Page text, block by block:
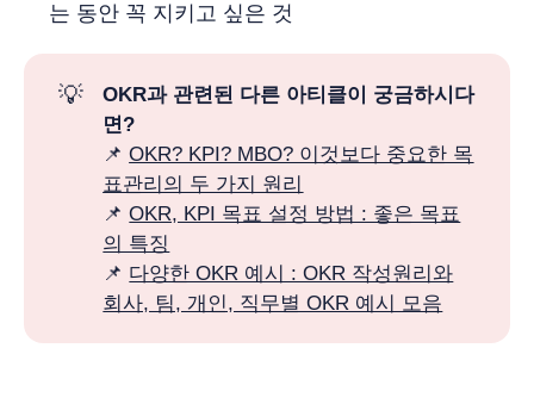
는 동안 꼭 지키고 싶은 것
💡
OKR과 관련된 다른 아티클이 궁금하시다
면?
📌OKR? KPI? MBO? 이것보다 중요한 목
표관리의 두 가지 원리
📌OKR, KPI 목표 설정 방법 : 좋은 목표
의 특징
📌 다양한 OKR 예시 : OKR 작성원리와
회사, 팀, 개인, 직무별 OKR 예시 모음